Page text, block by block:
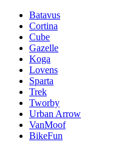
Batavus
Cortina
Cube
Gazelle
Koga
Lovens
Sparta
Trek
Tworby
Urban Arrow
VanMoof
BikeFun